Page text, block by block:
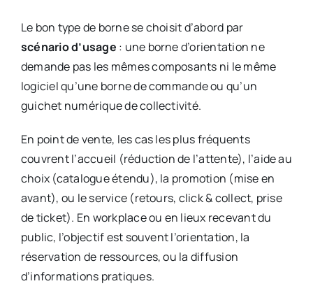
Le bon type de borne se choisit d’abord par
scénario d’usage : une borne d’orientation ne
demande pas les mêmes composants ni le même
logiciel qu’une borne de commande ou qu’un
guichet numérique de collectivité.
En point de vente, les cas les plus fréquents
couvrent l’accueil (réduction de l’attente), l’aide au
choix (catalogue étendu), la promotion (mise en
avant), ou le service (retours, click & collect, prise
de ticket). En workplace ou en lieux recevant du
public, l’objectif est souvent l’orientation, la
réservation de ressources, ou la diffusion
d’informations pratiques.